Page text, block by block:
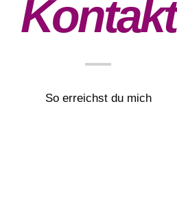
Kontakt
So erreichst du mich